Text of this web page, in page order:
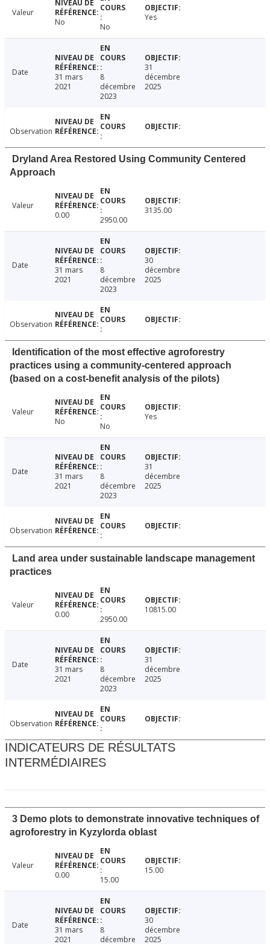
Valeur
No
No
Yes
Date
31 mars
2021
8
décembre
2023
31
décembre
2025
Observation
Dryland Area Restored Using Community Centered
Approach
Valeur
0.00
2950.00
3135.00
Date
31 mars
2021
8
décembre
2023
30
décembre
2025
Observation
Identification of the most effective agroforestry
practices using a community-centered approach
(based on a cost-benefit analysis of the pilots)
Valeur
No
No
Yes
Date
31 mars
2021
8
décembre
2023
31
décembre
2025
Observation
Land area under sustainable landscape management
practices
Valeur
0.00
2950.00
10815.00
Date
31 mars
2021
8
décembre
2023
31
décembre
2025
Observation
INDICATEURS DE RÉSULTATS
INTERMÉDIAIRES
3 Demo plots to demonstrate innovative techniques of
agroforestry in Kyzylorda oblast
Valeur
0.00
15.00
15.00
Date
31 mars
2021
8
décembre
30
décembre
2025